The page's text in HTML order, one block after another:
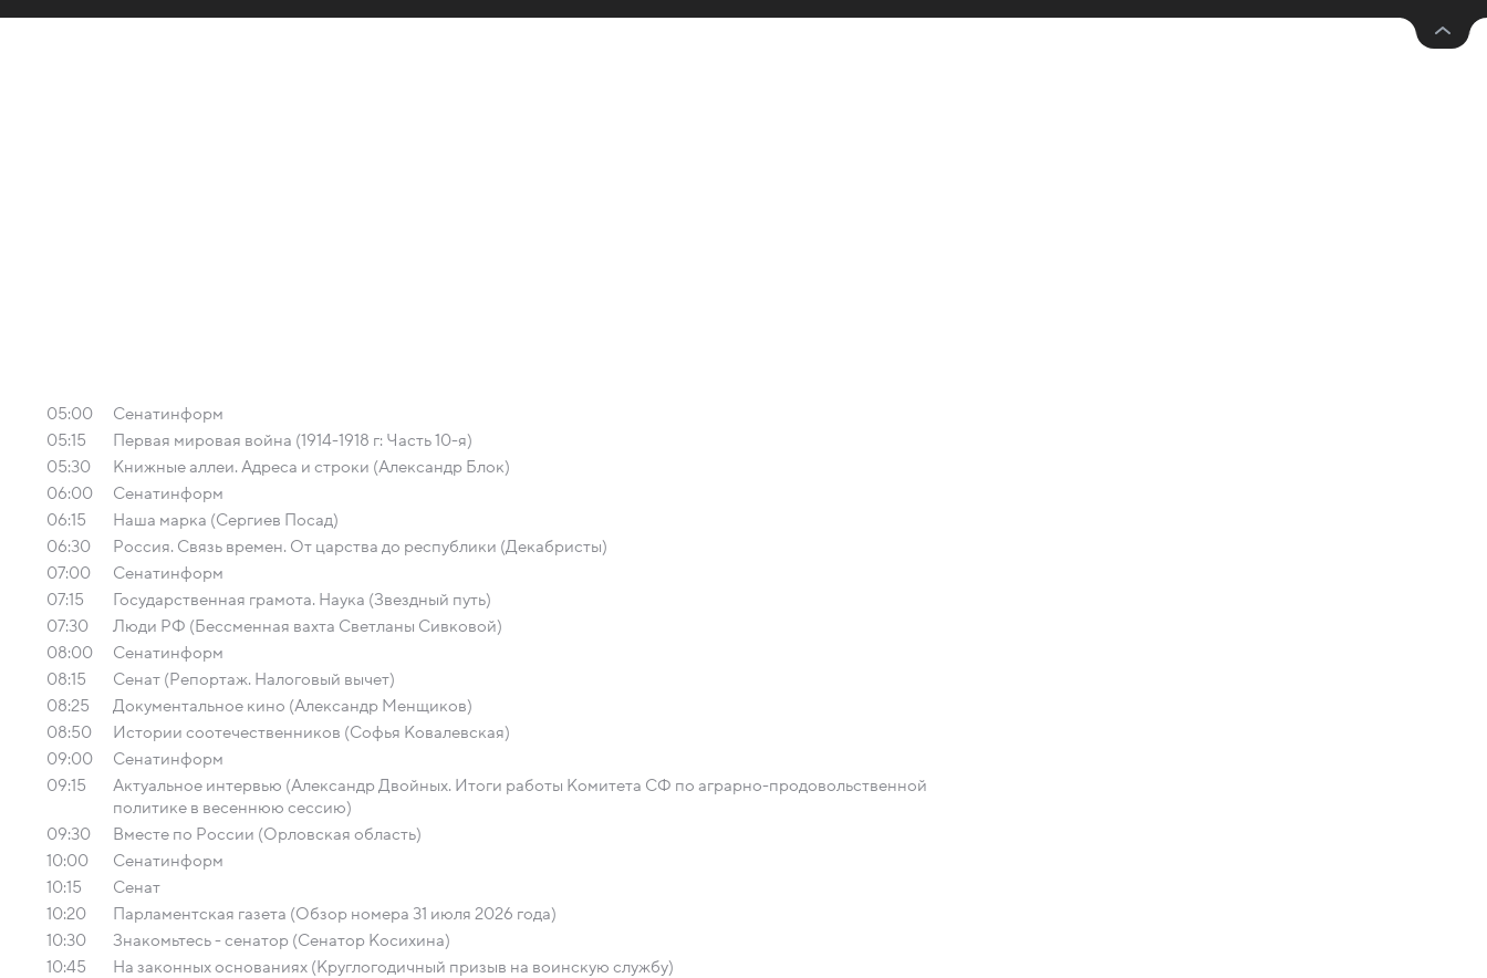
05:00
Сенатинформ
05:15
Первая мировая война (1914-1918 г: Часть 10-я)
05:30
Книжные аллеи. Адреса и строки (Александр Блок)
06:00
Сенатинформ
06:15
Наша марка (Сергиев Посад)
06:30
Россия. Связь времен. От царства до республики (Декабристы)
07:00
Сенатинформ
07:15
Государственная грамота. Наука (Звездный путь)
07:30
Люди РФ (Бессменная вахта Светланы Сивковой)
08:00
Сенатинформ
08:15
Сенат (Репортаж. Налоговый вычет)
08:25
Документальное кино (Александр Менщиков)
08:50
Истории соотечественников (Софья Ковалевская)
09:00
Сенатинформ
09:15
Актуальное интервью (Александр Двойных. Итоги работы Комитета СФ по аграрно-продовольственной
политике в весеннюю сессию)
09:30
Вместе по России (Орловская область)
10:00
Сенатинформ
10:15
Сенат
10:20
Парламентская газета (Обзор номера 31 июля 2026 года)
10:30
Знакомьтесь - сенатор (Сенатор Косихина)
10:45
На законных основаниях (Круглогодичный призыв на воинскую службу)